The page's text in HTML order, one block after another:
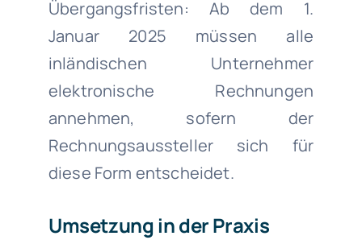
Übergangsfristen: Ab dem 1.
Januar 2025 müssen alle
inländischen Unternehmer
elektronische Rechnungen
annehmen, sofern der
Rechnungsaussteller sich für
diese Form entscheidet.
Umsetzung in der Praxis